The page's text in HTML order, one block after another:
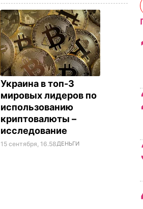
Украина в топ-3
мировых лидеров по
использованию
криптовалюты –
исследование
15 сентября, 16.58ДЕНЬГИ